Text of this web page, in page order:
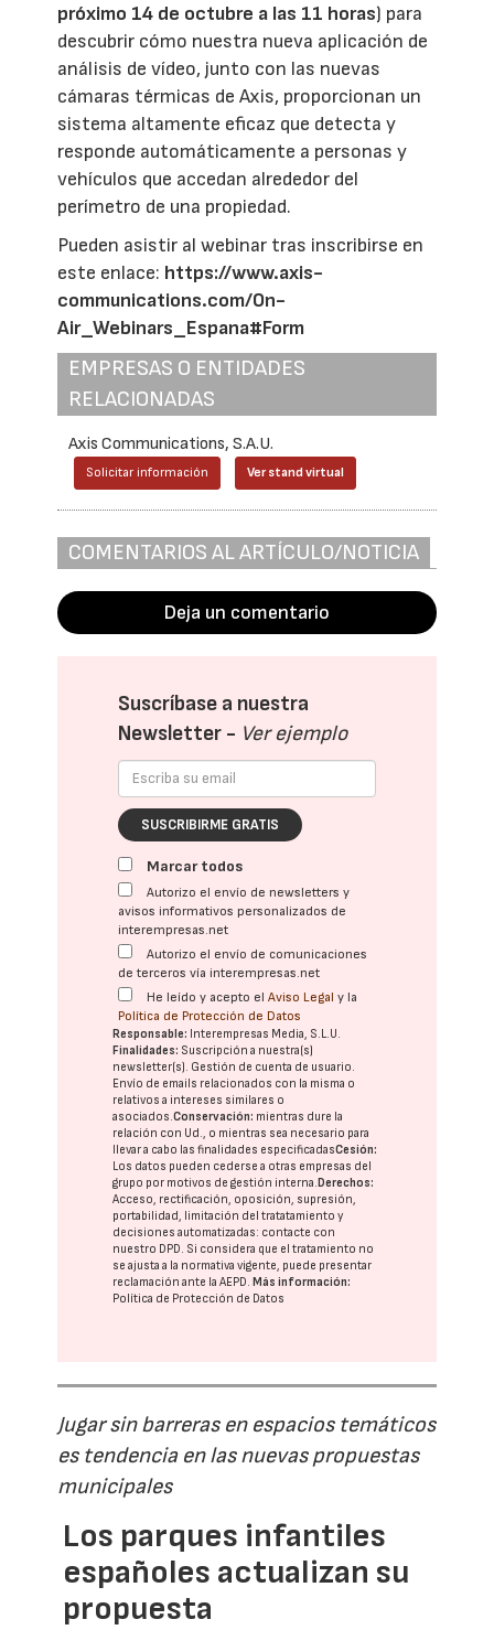
próximo 14 de octubre a las 11 horas) para
descubrir cómo nuestra nueva aplicación de
análisis de vídeo, junto con las nuevas
cámaras térmicas de Axis, proporcionan un
sistema altamente eficaz que detecta y
responde automáticamente a personas y
vehículos que accedan alrededor del
perímetro de una propiedad.
Pueden asistir al webinar tras inscribirse en
este enlace: https://www.axis-
communications.com/On-
Air_Webinars_Espana#Form
EMPRESAS O ENTIDADES
RELACIONADAS
Axis Communications, S.A.U.
Solicitar información Ver stand virtual
COMENTARIOS AL ARTÍCULO/NOTICIA
Deja un comentario
Suscríbase a nuestra
Newsletter - Ver ejemplo
SUSCRIBIRME GRATIS
Marcar todos
Autorizo el envío de newsletters y
avisos informativos personalizados de
interempresas.net
Autorizo el envío de comunicaciones
de terceros vía interempresas.net
He leído y acepto elAviso Legal y la
Política de Protección de Datos
Responsable: Interempresas Media, S.L.U.
Finalidades: Suscripción a nuestra(s)
newsletter(s). Gestión de cuenta de usuario.
Envío de emails relacionados con la misma o
relativos a intereses similares o
asociados.Conservación: mientras dure la
relación con Ud., o mientras sea necesario para
llevar a cabo las finalidades especificadasCesión:
Los datos pueden cederse a otras empresas del
grupo por motivos de gestión interna.Derechos:
Acceso, rectificación, oposición, supresión,
portabilidad, limitación del tratatamiento y
decisiones automatizadas: contacte con
nuestro DPD. Si considera que el tratamiento no
se ajusta a la normativa vigente, puede presentar
reclamación ante laAEPD.Más información:
Política de Protección de Datos
Jugar sin barreras en espacios temáticos
es tendencia en las nuevas propuestas
municipales
Los parques infantiles
españoles actualizan su
propuesta